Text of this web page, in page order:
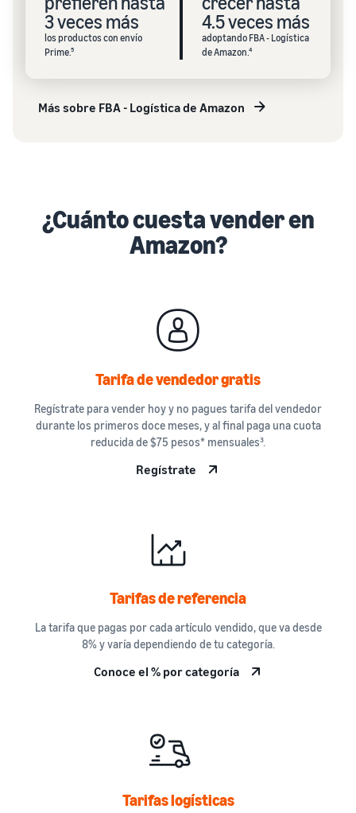
3 veces más
los productos con envío
Prime.⁵
4.5 veces más
adoptando FBA - Logística
de Amazon.⁴
Más sobre FBA - Logística de Amazon
¿Cuánto cuesta vender en
Amazon?
Tarifa de vendedor gratis
Regístrate para vender hoy y no pagues tarifa del vendedor
durante los primeros doce meses, y al final paga una cuota
reducida de $75 pesos* mensuales³.
Regístrate
Tarifas de referencia
La tarifa que pagas por cada artículo vendido, que va desde
8% y varía dependiendo de tu categoría.
Conoce el % por categoría
Tarifas logísticas